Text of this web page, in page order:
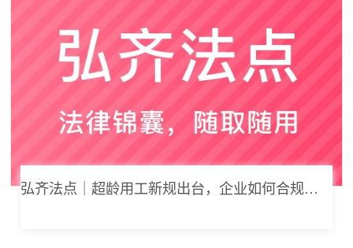
弘齐法点｜超龄用工新规出台，企业如何合规用工